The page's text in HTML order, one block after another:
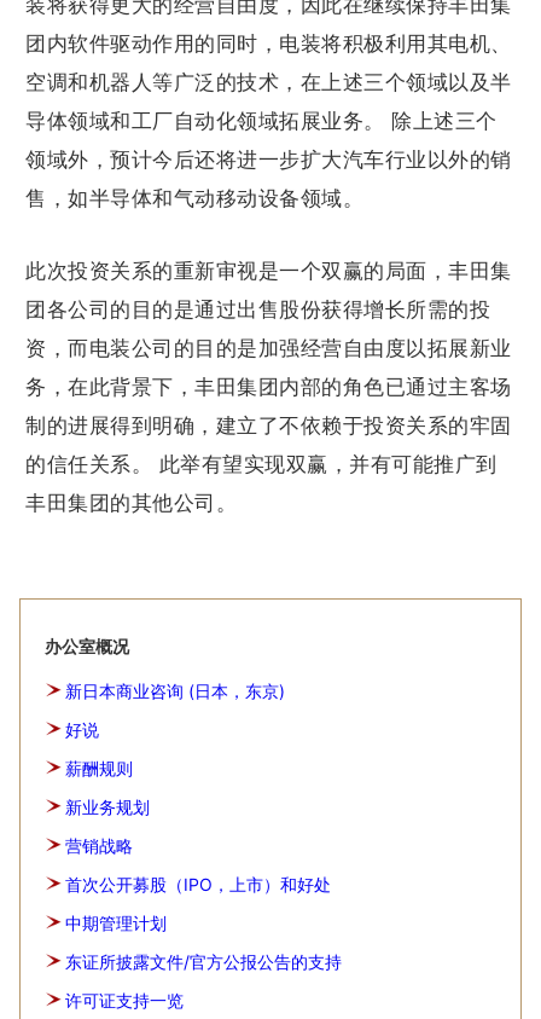
装将获得更大的经营自由度，因此在继续保持丰田集
团内软件驱动作用的同时，电装将积极利用其电机、
空调和机器人等广泛的技术，在上述三个领域以及半
导体领域和工厂自动化领域拓展业务。 除上述三个
领域外，预计今后还将进一步扩大汽车行业以外的销
售，如半导体和气动移动设备领域。
此次投资关系的重新审视是一个双赢的局面，丰田集
团各公司的目的是通过出售股份获得增长所需的投
资，而电装公司的目的是加强经营自由度以拓展新业
务，在此背景下，丰田集团内部的角色已通过主客场
制的进展得到明确，建立了不依赖于投资关系的牢固
的信任关系。 此举有望实现双赢，并有可能推广到
丰田集团的其他公司。
办公室概况
新日本商业咨询 (日本，东京)
好说
薪酬规则
新业务规划
营销战略
首次公开募股（IPO，上市）和好处
中期管理计划
东证所披露文件/官方公报公告的支持
许可证支持一览